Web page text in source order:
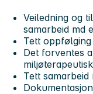
Veiledning og
samarbeid md
Tett
Det forventes
Tett samarbeid